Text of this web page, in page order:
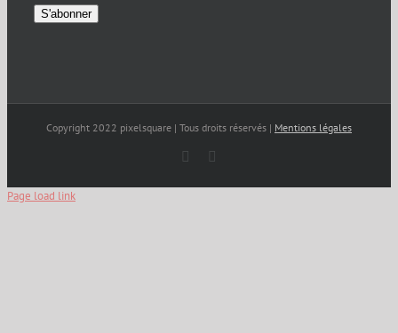
Copyright 2022 pixelsquare | Tous droits réservés | Mentions légales
Facebook
Page load link